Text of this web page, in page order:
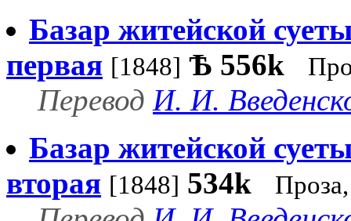
Базар житейской
первая [1848] Ѣ 556k
Перевод И. И.
Базар житейской
вторая [1848] 534k